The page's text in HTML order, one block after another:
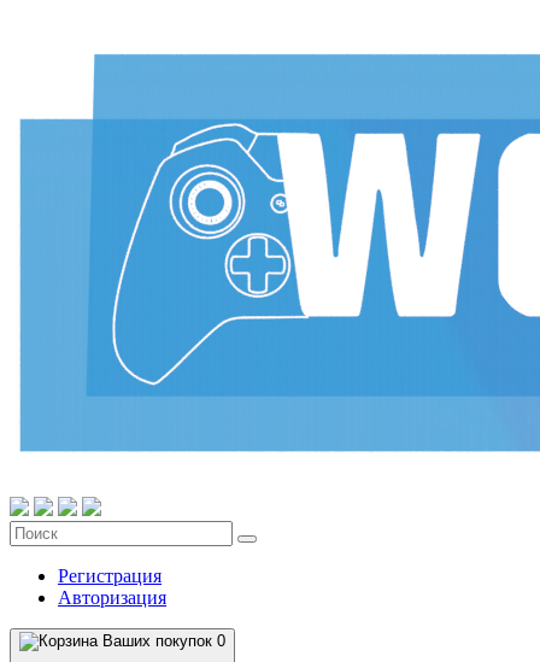
Регистрация
Авторизация
0